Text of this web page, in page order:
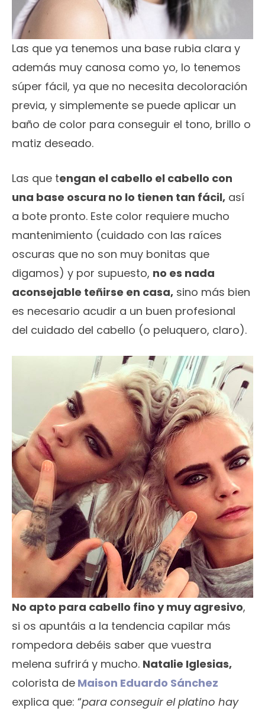
Las que ya tenemos una base rubia clara y
además muy canosa como yo, lo tenemos
súper fácil, ya que no necesita decoloración
previa, y simplemente se puede aplicar un
baño de color para conseguir el tono, brillo o
matiz deseado.
Las que tengan el cabello el cabello con
una base oscura no lo tienen tan fácil, así
a bote pronto. Este color requiere mucho
mantenimiento (cuidado con las raíces
oscuras que no son muy bonitas que
digamos) y por supuesto, no es nada
aconsejable teñirse en casa, sino más bien
es necesario acudir a un buen profesional
del cuidado del cabello (o peluquero, claro).
No apto para cabello fino y muy agresivo,
si os apuntáis a la tendencia capilar más
rompedora debéis saber que vuestra
melena sufrirá y mucho. Natalie Iglesias,
colorista de Maison Eduardo Sánchez
explica que: “para conseguir el platino hay